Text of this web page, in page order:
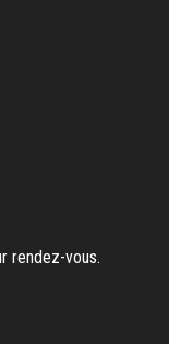
rendez-vous.